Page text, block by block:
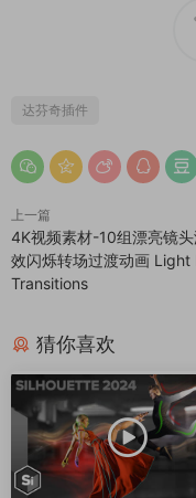
达芬奇插件
上一篇
4K视频素材-10组漂亮镜
效闪烁转场过渡动画 Light
Transitions
猜你喜欢